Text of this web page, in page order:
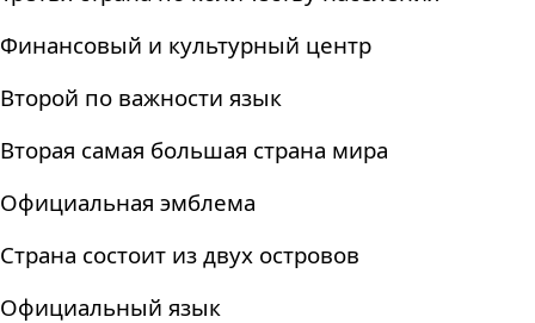
Финансовый и культурный центр
Второй по важности язык
Вторая самая большая страна мира
Официальная эмблема
Страна состоит из двух островов
Официальный язык